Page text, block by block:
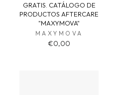
GRATIS. CATÁLOGO DE
PRODUCTOS AFTERCARE
"MAXYMOVA"
MAXYMOVA
€0,00